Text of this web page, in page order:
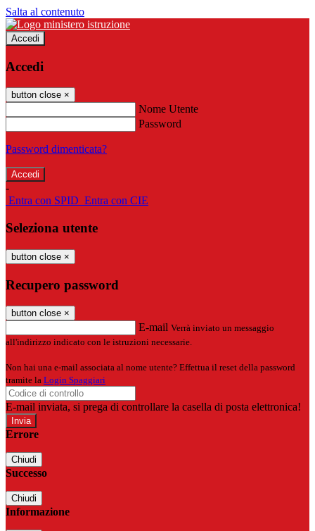
Salta al contenuto
Accedi
Accedi
button close ×
Nome Utente
Password
Password dimenticata?
-
Entra con SPID Entra con CIE
Seleziona utente
button close ×
Recupero password
button close ×
E-mail Verrà inviato un messaggio
all'indirizzo indicato con le istruzioni necessarie.
Non hai una e-mail associata al nome utente? Effettua il reset della password
tramite la Login Spaggiari
E-mail inviata, si prega di controllare la casella di posta elettronica!
Errore
Chiudi
Successo
Chiudi
Informazione